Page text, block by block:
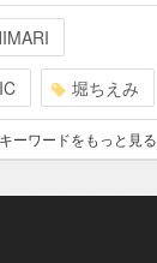
堀ちえみ
キーワードをもっと見る